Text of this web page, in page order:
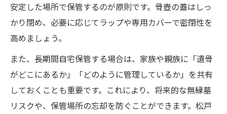
安定した場所で保管するのが原則です。骨壺の蓋はしっ
かり閉め、必要に応じてラップや専用カバーで密閉性を
高めましょう。
また、長期間自宅保管する場合は、家族や親族に「遺骨
がどこにあるか」「どのように管理しているか」を共有
しておくことも重要です。これにより、将来的な無縁墓
リスクや、保管場所の忘却を防ぐことができます。松戸